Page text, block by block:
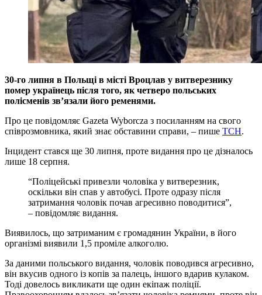
30-го липня в Польщі в місті Вроцлав у витверезнику
помер українець після того, як четверо польських
полісменів зв’язали його ременями.
Про це повідомляє Gazeta Wyborcza з посиланням на свого
співрозмовника, який знає обставини справи, – пише ТСН.
Інцидент стався ще 30 липня, проте видання про це дізналось
лише 18 серпня.
“Поліцейські привезли чоловіка у витверезник,
оскільки він спав у автобусі. Проте одразу після
затримання чоловік почав агресивно поводитися”,
– повідомляє видання.
Виявилось, що затриманим є громадянин України, в його
організмі виявили 1,5 проміле алкоголю.
За даними польського видання, чоловік поводився агресивно,
він вкусив одного із копів за палець, іншого вдарив кулаком.
Тоді довелось викликати ще один екіпаж поліції.